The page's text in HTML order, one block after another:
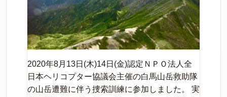
2020年8月13日(木)14日(金)認定ＮＰＯ法人全
日本ヘリコプター協議会主催の白馬山岳救助隊
の山岳遭難に伴う捜索訓練に参加しました。 実